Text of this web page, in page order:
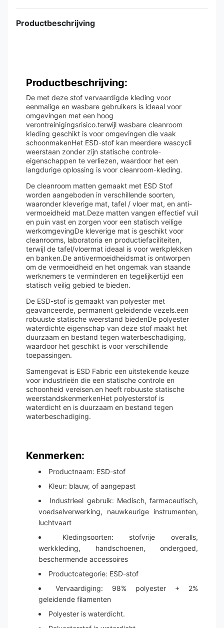
Productbeschrijving
Productbeschrijving:
De met deze stof vervaardigde kleding voor
eenmalige en wasbare gebruikers is ideaal voor
omgevingen met een hoog
verontreinigingsrisico.terwijl wasbare cleanroom
kleding geschikt is voor omgevingen die vaak
schoonmakenHet ESD-stof kan meerdere wascycli
weerstaan zonder zijn statische controle-
eigenschappen te verliezen, waardoor het een
langdurige oplossing is voor cleanroom-kleding.
De cleanroom matten gemaakt met ESD Stof
worden aangeboden in verschillende soorten,
waaronder kleverige mat, tafel / vloer mat, en anti-
vermoeidheid mat.Deze matten vangen effectief vuil
en puin vast en zorgen voor een statisch veilige
werkomgevingDe kleverige mat is geschikt voor
cleanrooms, laboratoria en productiefaciliteiten,
terwijl de tafel/vloermat ideaal is voor werkplekken
en banken.De antivermoeidheidsmat is ontworpen
om de vermoeidheid en het ongemak van staande
werknemers te verminderen en tegelijkertijd een
statisch veilig gebied te bieden.
De ESD-stof is gemaakt van polyester met
geavanceerde, permanent geleidende vezels.een
robuuste statische weerstand biedenDe polyester
waterdichte eigenschap van deze stof maakt het
duurzaam en bestand tegen waterbeschadiging,
waardoor het geschikt is voor verschillende
toepassingen.
Samengevat is ESD Fabric een uitstekende keuze
voor industrieën die een statische controle en
schoonheid vereisen.en heeft robuuste statische
weerstandskenmerkenHet polyesterstof is
waterdicht en is duurzaam en bestand tegen
waterbeschadiging.
Kenmerken:
Productnaam: ESD-stof
Kleur: blauw, of aangepast
Industrieel gebruik: Medisch, farmaceutisch,
voedselverwerking, nauwkeurige instrumenten,
luchtvaart
Kledingsoorten: stofvrije overalls,
werkkleding, handschoenen, ondergoed,
beschermende accessoires
Productcategorie: ESD-stof
Vervaardiging: 98% polyester + 2%
geleidende filamenten
Polyester is waterdicht.